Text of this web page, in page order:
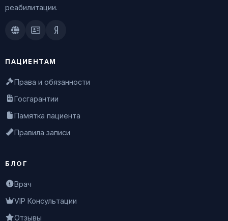
реабилитации.
Doctu.ruПроДокторов
Яндекс.Здоровье
ПАЦИЕНТАМ
Права и обязанности
Госгарантии
Памятка пациента
Правила записи
БЛОГ
Врач
VIP Консультации
Отзывы